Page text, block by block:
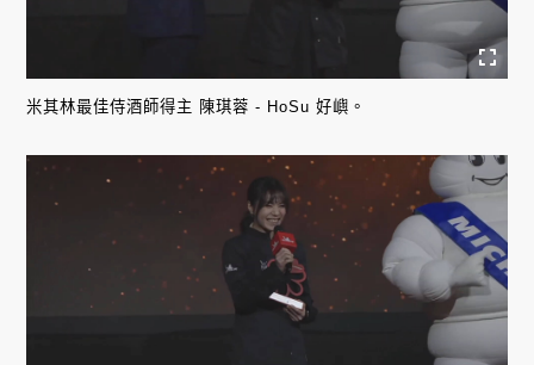
米其林最佳侍酒師得主 陳琪蓉 - HoSu 好嶼。